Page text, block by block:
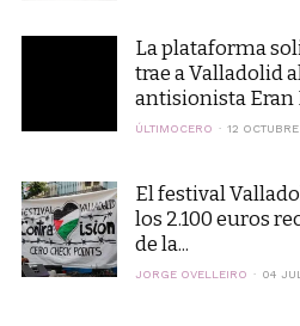
La plataforma
trae a Valladolid
antisionista Eran
ÚLTIMOCERO 12
El festival
los 2.100 euros
de la...
JORGE OVELLEIRO 04